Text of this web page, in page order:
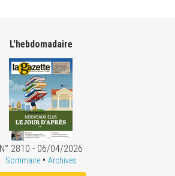
L'hebdomadaire
N° 2810 - 06/04/2026
Sommaire • Archives